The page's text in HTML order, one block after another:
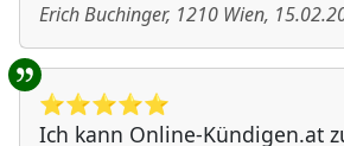
Erich Buchinger, 1210 Wien,
⭐️⭐️⭐️⭐️⭐️
Ich kann Online-Kündigen.at